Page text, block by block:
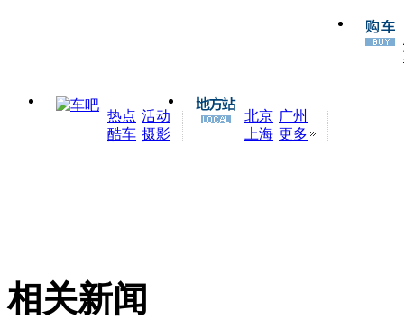
热点 活动
酷车 摄影
北京 广州
上海 更多
相关新闻